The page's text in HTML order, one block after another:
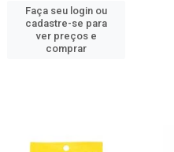
Faça seu login ou
cadastre-se para
ver preços e
comprar